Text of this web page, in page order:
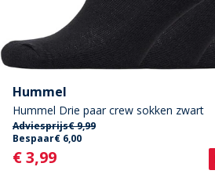
Hummel
Hummel Drie paar crew sokken zwart
Adviesprijs€ 9,99
Bespaar€ 6,00
Current
€ 3,99